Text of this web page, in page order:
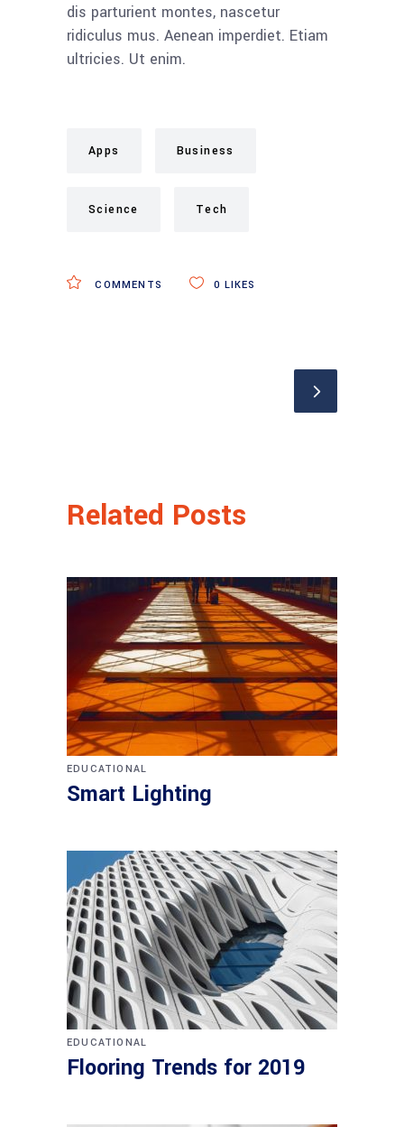
dis parturient montes, nascetur
ridiculus mus. Aenean imperdiet. Etiam
ultricies. Ut enim.
Apps Business
Science Tech
COMMENTS 0 LIKES
Related Posts
EDUCATIONAL
Smart Lighting
EDUCATIONAL
Flooring Trends for 2019